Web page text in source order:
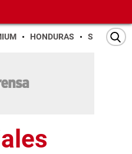
HONDURAS SAN PEDRO